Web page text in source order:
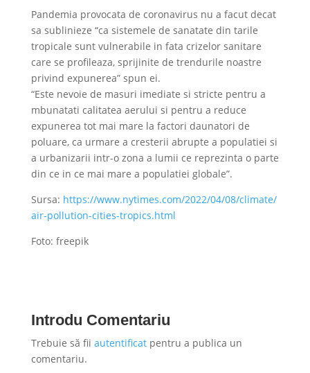
Pandemia provocata de coronavirus nu a facut decat
sa sublinieze “ca sistemele de sanatate din tarile
tropicale sunt vulnerabile in fata crizelor sanitare
care se profileaza, sprijinite de trendurile noastre
privind expunerea” spun ei.
“Este nevoie de masuri imediate si stricte pentru a
mbunatati calitatea aerului si pentru a reduce
expunerea tot mai mare la factori daunatori de
poluare, ca urmare a cresterii abrupte a populatiei si
a urbanizarii intr-o zona a lumii ce reprezinta o parte
din ce in ce mai mare a populatiei globale”.
Sursa: https://www.nytimes.com/2022/04/08/climate/
air-pollution-cities-tropics.html
Foto: freepik
Introdu Comentariu
Trebuie să fii autentificatpentru a publica un
comentariu.